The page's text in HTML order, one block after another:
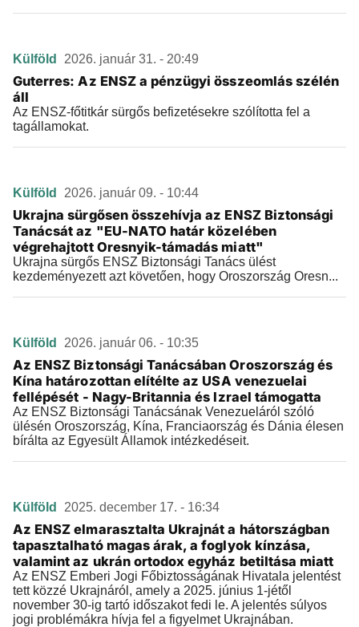
Külföld 2026. január 31. - 20:49
Guterres: Az ENSZ a pénzügyi összeomlás szélén
áll
Az ENSZ-főtitkár sürgős befizetésekre szólította fel a
tagállamokat.
Külföld 2026. január 09. - 10:44
Ukrajna sürgősen összehívja az ENSZ Biztonsági
Tanácsát az "EU-NATO határ közelében
végrehajtott Oresnyik-támadás miatt"
Ukrajna sürgős ENSZ Biztonsági Tanács ülést
kezdeményezett azt követően, hogy Oroszország Oresn...
Külföld 2026. január 06. - 10:35
Az ENSZ Biztonsági Tanácsában Oroszország és
Kína határozottan elítélte az USA venezuelai
fellépését - Nagy-Britannia és Izrael támogatta
Az ENSZ Biztonsági Tanácsának Venezueláról szóló
ülésén Oroszország, Kína, Franciaország és Dánia élesen
bírálta az Egyesült Államok intézkedéseit.
Külföld 2025. december 17. - 16:34
Az ENSZ elmarasztalta Ukrajnát a hátországban
tapasztalható magas árak, a foglyok kínzása,
valamint az ukrán ortodox egyház betiltása miatt
Az ENSZ Emberi Jogi Főbiztosságának Hivatala jelentést
tett közzé Ukrajnáról, amely a 2025. június 1-jétől
november 30-ig tartó időszakot fedi le. A jelentés súlyos
jogi problémákra hívja fel a figyelmet Ukrajnában.